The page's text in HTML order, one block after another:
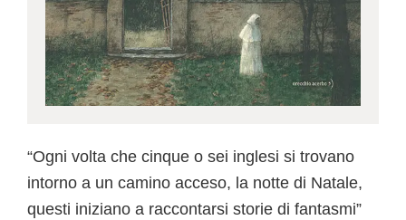
“Ogni volta che cinque o sei inglesi si trovano
intorno a un camino acceso, la notte di Natale,
questi iniziano a raccontarsi storie di fantasmi”